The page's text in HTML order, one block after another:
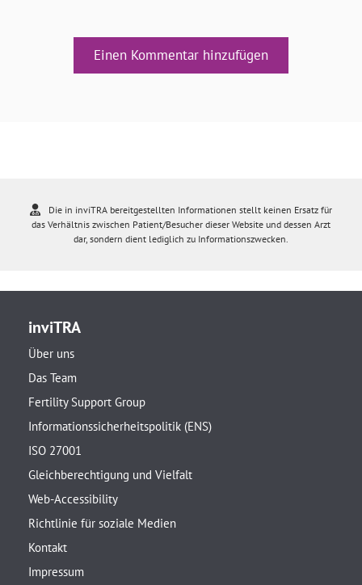
Einen Kommentar hinzufügen
Die in inviTRA bereitgestellten Informationen stellt keinen Ersatz für
das Verhältnis zwischen Patient/Besucher dieser Website und dessen Arzt
dar, sondern dient lediglich zu Informationszwecken.
inviTRA
Über uns
Das Team
Fertility Support Group
Informationssicherheitspolitik (ENS)
ISO 27001
Gleichberechtigung und Vielfalt
Web-Accessibility
Richtlinie für soziale Medien
Kontakt
Impressum